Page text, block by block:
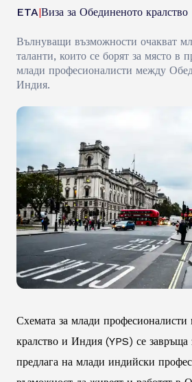
ETA|Виза за Обединеното кралство
Вълнуващи възможности очакват
таланти, които се борят за място в
млади професионалисти между
Индия.
Схемата за млади
кралство и Индия (YPS) се завръща
предлага на млади индийски